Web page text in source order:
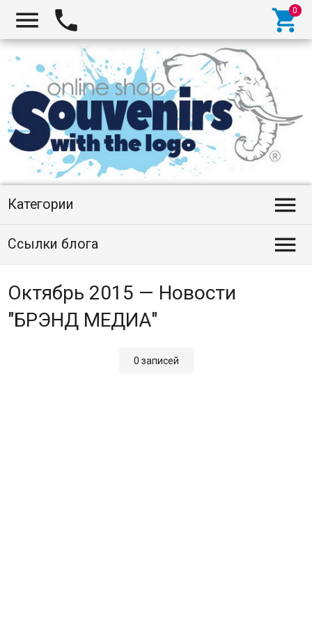
  
Категории 
Ссылки блога 
Октябрь 2015 — Новости
"БРЭНД МЕДИА"
0 записей